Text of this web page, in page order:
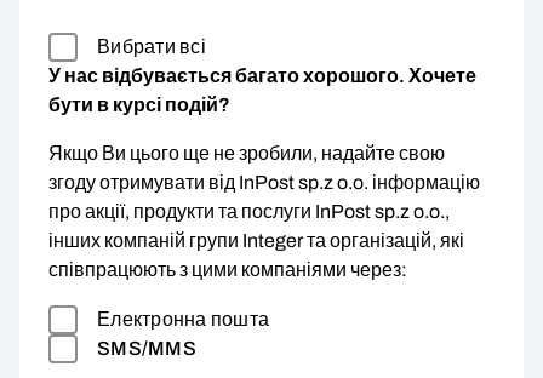
Вибрати всі
У нас відбувається багато хорошого. Хочете
бути в курсі подій?
Якщо Ви цього ще не зробили, надайте свою
згоду отримувати від InPost sp.z o.o. інформацію
про акції, продукти та послуги InPost sp.z o.o.,
інших компаній групи Integer та організацій, які
співпрацюють з цими компаніями через:
Електронна пошта
SMS/MMS